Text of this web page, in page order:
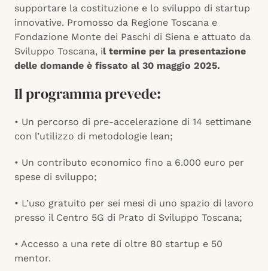
supportare la costituzione e lo sviluppo di startup
innovative. Promosso da Regione Toscana e
Fondazione Monte dei Paschi di Siena e attuato da
Sviluppo Toscana, il termine per la presentazione
delle domande è fissato al 30 maggio 2025.
Il programma prevede:
• Un percorso di pre-accelerazione di 14 settimane
con l’utilizzo di metodologie lean;
• Un contributo economico fino a 6.000 euro per
spese di sviluppo;
• L’uso gratuito per sei mesi di uno spazio di lavoro
presso il Centro 5G di Prato di Sviluppo Toscana;
• Accesso a una rete di oltre 80 startup e 50
mentor.